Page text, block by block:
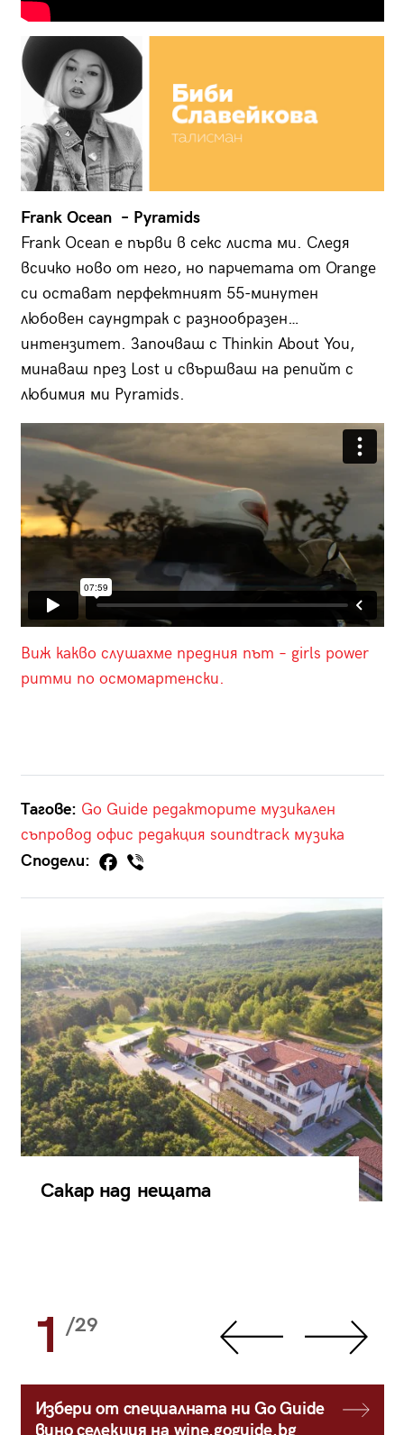
Frank Ocean – Pyramids
Frank Ocean е първи в секс листа ми. Следя
всичко ново от него, но парчетата от Orange
си остават перфектният 55-минутен
любовен саундтрак с разнообразен…
интензитет. Започваш с Thinkin About You,
минаваш през Lost и свършваш на репийт с
любимия ми Pyramids.
Виж какво слушахме предния път – girls power
ритми по осмомартенски.
Тагове: Go Guide редакторите музикален
съпровод офис редакция soundtrack музика
Сподели:
Сакар над нещата
1 /29
Избери от специалната ни Go Guide
вино селекция на wine.goguide.bg